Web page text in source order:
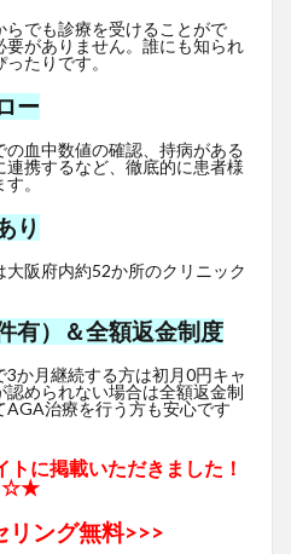
でも診療を受けることがで
要がありません。誰にも知られ
たりです。
ー
血中数値の確認、持病がある
携するなど、徹底的に患者様
。
り
阪府内約52か所のクリニック
有）＆全額返金制度
か月継続する方は初月0円キャ
められない場合は全額返金制
AGA治療を行う方も安心です
に掲載いただきました！
☆★
リング無料>>>